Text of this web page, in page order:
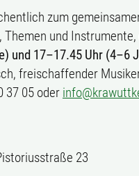
zum
und
und 17–17.45 Uhr (4–6
freischaffender
37 05 oder
23